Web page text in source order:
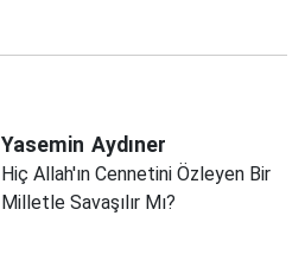
Yasemin Aydıner
Hiç Allah'ın Cennetini Özleyen Bir
Milletle Savaşılır Mı?